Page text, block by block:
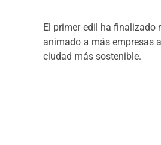
El primer edil ha finalizado
animado a más empresas
ciudad más sostenible.